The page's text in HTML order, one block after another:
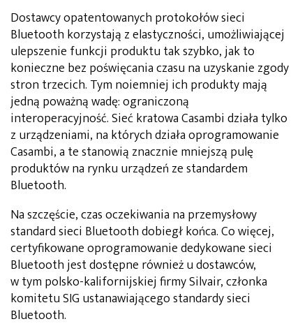
Dostawcy opatentowanych protokołów sieci
Bluetooth korzystają z elastyczności, umożliwiającej
ulepszenie funkcji produktu tak szybko, jak to
konieczne bez poświęcania czasu na uzyskanie zgody
stron trzecich. Tym noiemniej ich produkty mają
jedną poważną wadę: ograniczoną
interoperacyjność. Sieć kratowa Casambi działa tylko
z urządzeniami, na których działa oprogramowanie
Casambi, a te stanowią znacznie mniejszą pulę
produktów na rynku urządzeń ze standardem
Bluetooth.
Na szczęście, czas oczekiwania na przemysłowy
standard sieci Bluetooth dobiegł końca. Co więcej,
certyfikowane oprogramowanie dedykowane sieci
Bluetooth jest dostępne również u dostawców,
w tym polsko-kalifornijskiej firmy Silvair, członka
komitetu SIG ustanawiającego standardy sieci
Bluetooth.